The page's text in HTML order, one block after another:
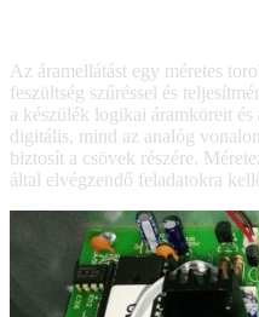
Az áramellátást egy méretes
feszültség szűréssel és
a készülék logikai áramköreit
digitális, mind az analóg
biztosít a csövek részére.
által elvégzendő feladatokra